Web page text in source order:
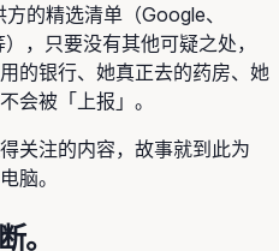
的精选清单（Google、
，只要没有其他可疑之处，
的银行、她真正去的药房、她
会被「上报」。
关注的内容，故事就到此为
脑。
。